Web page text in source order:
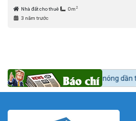
Nhà đất cho thuê 0m 2
3 năm trước
Bất động sản khu Nam nóng dần theo